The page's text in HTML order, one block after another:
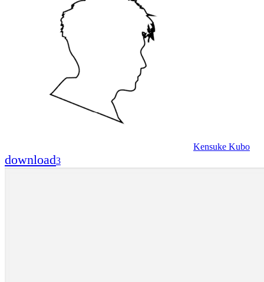
Kensuke Kubo
download3